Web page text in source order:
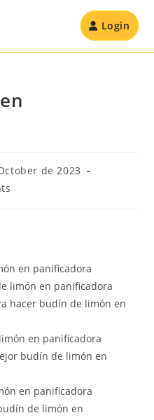
Login
de 2023
en panificadora
limón en panificadora
hacer budín de limón en
en panificadora
budín de limón en
en panificadora
de limón en